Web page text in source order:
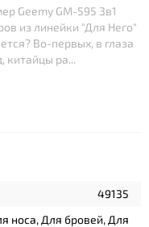
Geemy GM-595 3в1
из линейки "Для Него"
Во-первых, в глаза
китайцы ра...
49135
носа, Для бровей, Для